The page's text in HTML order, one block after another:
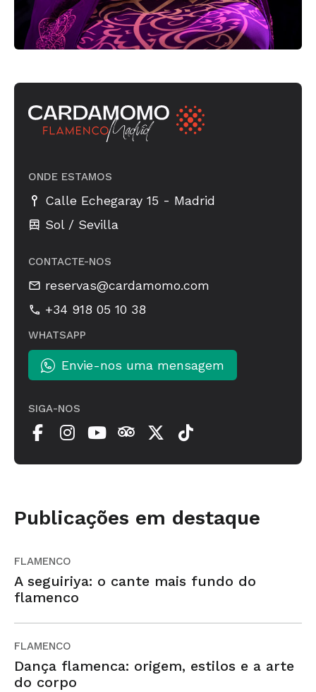
ONDE ESTAMOS
Calle Echegaray 15 - Madrid
Sol / Sevilla
CONTACTE-NOS
reservas@cardamomo.com
+34 918 05 10 38
WHATSAPP
Envie-nos uma mensagem
SIGA-NOS
Publicações em destaque
FLAMENCO
A seguiriya: o cante mais fundo do
flamenco
FLAMENCO
Dança flamenca: origem, estilos e a arte
do corpo